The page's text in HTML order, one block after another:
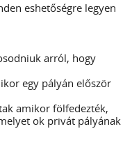
eshetőségre legyen
arról, hogy
egy pályán először
amikor fölfedezték,
ok privát pályának